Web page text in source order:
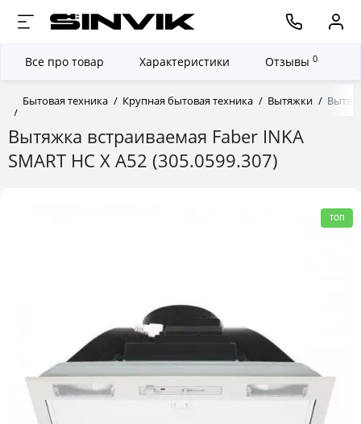
Бытовая техника Крупная бытовая техника Вытяжки
Вытяжка встраиваемая Faber INKA
SMART HC X A52 (305.0599.307)
Все про товар Характеристики Отзывы 0
ТОП